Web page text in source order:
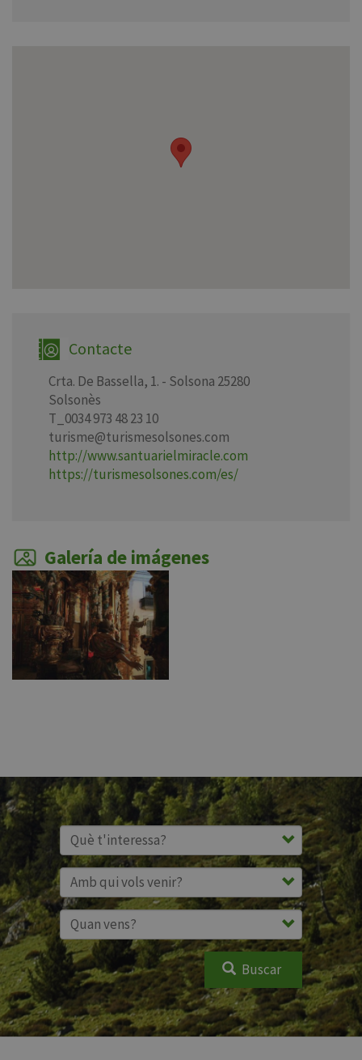
Contacte
Crta. De Bassella, 1. - Solsona 25280
Solsonès
T_0034 973 48 23 10
turisme@turismesolsones.com
http://www.santuarielmiracle.com
https://turismesolsones.com/es/
Galería de imágenes
Buscar